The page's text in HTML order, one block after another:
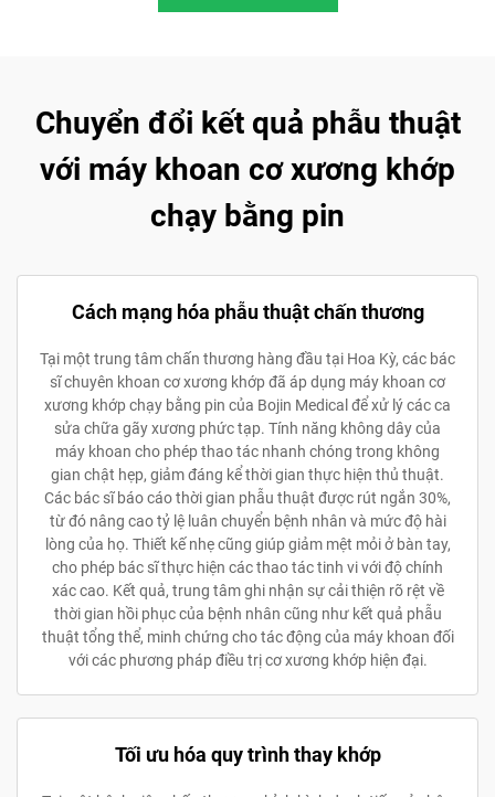
Chuyển đổi kết quả phẫu thuật
với máy khoan cơ xương khớp
chạy bằng pin
Cách mạng hóa phẫu thuật chấn thương
Tại một trung tâm chấn thương hàng đầu tại Hoa Kỳ, các bác
sĩ chuyên khoan cơ xương khớp đã áp dụng máy khoan cơ
xương khớp chạy bằng pin của Bojin Medical để xử lý các ca
sửa chữa gãy xương phức tạp. Tính năng không dây của
máy khoan cho phép thao tác nhanh chóng trong không
gian chật hẹp, giảm đáng kể thời gian thực hiện thủ thuật.
Các bác sĩ báo cáo thời gian phẫu thuật được rút ngắn 30%,
từ đó nâng cao tỷ lệ luân chuyển bệnh nhân và mức độ hài
lòng của họ. Thiết kế nhẹ cũng giúp giảm mệt mỏi ở bàn tay,
cho phép bác sĩ thực hiện các thao tác tinh vi với độ chính
xác cao. Kết quả, trung tâm ghi nhận sự cải thiện rõ rệt về
thời gian hồi phục của bệnh nhân cũng như kết quả phẫu
thuật tổng thể, minh chứng cho tác động của máy khoan đối
với các phương pháp điều trị cơ xương khớp hiện đại.
Tối ưu hóa quy trình thay khớp